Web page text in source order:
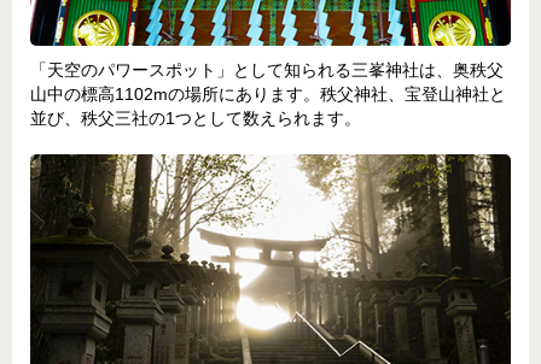
「天空のパワースポット」として知られる三峯神社は、奥秩父
山中の標高1102mの場所にあります。秩父神社、宝登山神社と
並び、秩父三社の1つとして数えられます。